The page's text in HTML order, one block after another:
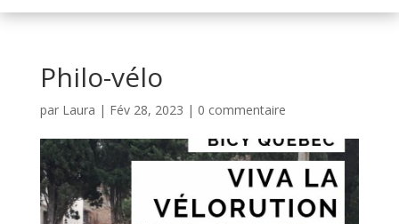
Philo-vélo
par Laura | Fév 28, 2023 | 0 commentaire